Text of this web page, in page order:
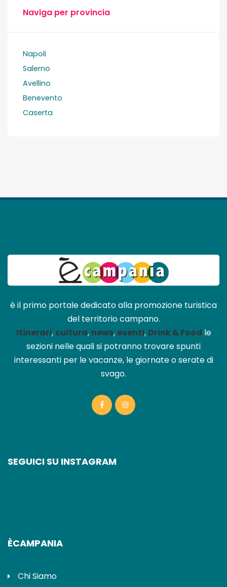
Naviga per provincia
Napoli
Salerno
Avellino
Benevento
Caserta
è il primo portale dedicato alla promozione turistica
del territorio campano.
Itinerari, cultura, news, eventi, Drink & Food le
sezioni nelle quali si potranno trovare spunti
interessanti per le vacanze, le giornate o serate di
svago.
SEGUICI SU INSTAGRAM
ÈCAMPANIA
Chi Siamo